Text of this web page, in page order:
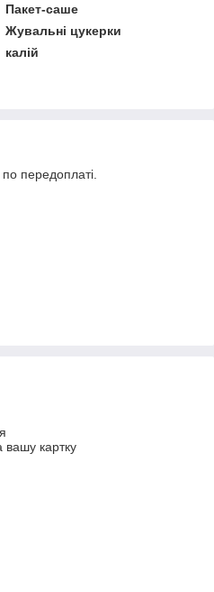
Пакет-саше
Жувальні цукерки
калій
передоплаті.
вашу картку